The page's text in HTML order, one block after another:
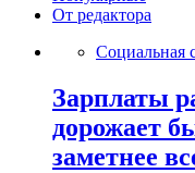
От редактора
Социальная
Зарплаты
дорожает
заметнее